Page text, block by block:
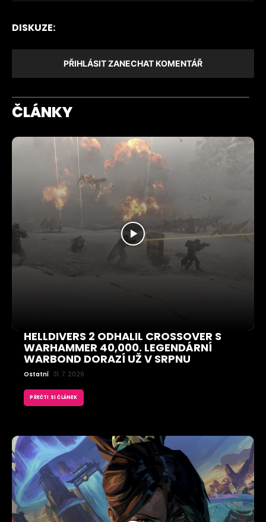
DISKUZE:
PŘIHLÁSIT ZANECHAT KOMENTÁŘ
ČLÁNKY
HELLDIVERS 2 ODHALIL CROSSOVER S
WARHAMMER 40,000. LEGENDÁRNÍ
WARBOND DORAZÍ UŽ V SRPNU
Ostatní 31. 7. 2026
PŘEČTI SI ČLÁNEK